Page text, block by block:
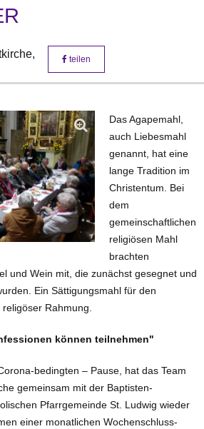
teilen
Das Agapemahl,
auch Liebesmahl
genannt, hat eine
lange Tradition im
Christentum. Bei
dem
gemeinschaftlichen
religiösen Mahl
brachten
und Wein mit, die zunächst gesegnet und
Ein Sättigungsmahl für den
Rahmung.
können teilnehmen"
bedingten – Pause, hat das Team
gemeinsam mit der Baptisten-
Pfarrgemeinde St. Ludwig wieder
einer monatlichen Wochenschluss-